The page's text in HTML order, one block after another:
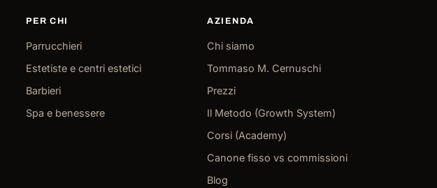
PER CHI
Parrucchieri
Estetiste e centri estetici
Barbieri
Spa e benessere
AZIENDA
Chi siamo
Tommaso M. Cernuschi
Prezzi
Il Metodo (Growth System)
Corsi (Academy)
Canone fisso vs commissioni
Blog